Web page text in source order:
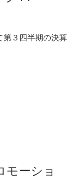
第３四半期の決算
モーショ